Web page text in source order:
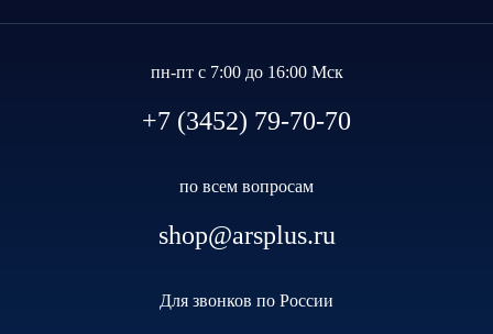
пн-пт с 7:00 до 16:00 Мск
+7 (3452) 79-70-70
по всем вопросам
shop@arsplus.ru
Для звонков по России